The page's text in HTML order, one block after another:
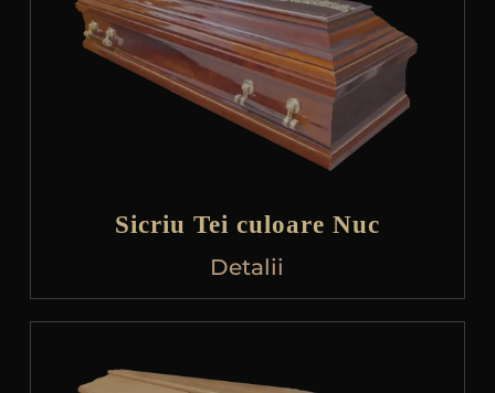
Sicriu Tei culoare Nuc
Detalii